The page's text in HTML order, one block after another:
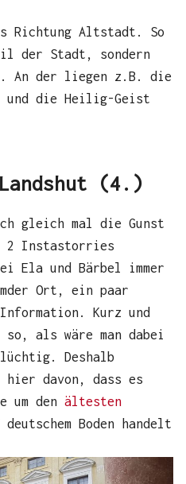
Richtung Altstadt. So
der Stadt, sondern
An der liegen z.B. die
und die Heilig-Geist
(4.)
gleich mal die Gunst
2 Instastorries
Ela und Bärbel immer
Ort, ein paar
Kurz und
als wäre man dabei
Deshalb
hier davon, dass es
um den ältesten
deutschem Boden handelt